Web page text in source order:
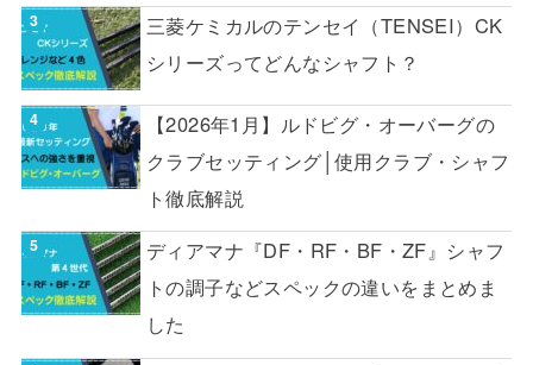
三菱ケミカルのテンセイ（TENSEI）CK
シリーズってどんなシャフト？
【2026年1月】ルドビグ・オーバーグの
クラブセッティング│使用クラブ・シャフ
ト徹底解説
ディアマナ『DF・RF・BF・ZF』シャフ
トの調子などスペックの違いをまとめま
した